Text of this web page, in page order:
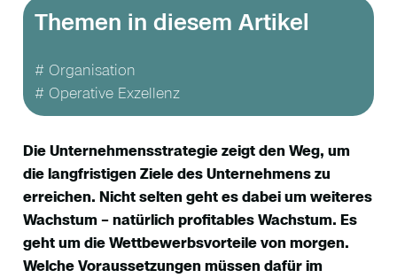
Themen in diesem Artikel
# Organisation
# Operative Exzellenz
Die Unternehmensstrategie zeigt den Weg, um
die langfristigen Ziele des Unternehmens zu
erreichen. Nicht selten geht es dabei um weiteres
Wachstum – natürlich profitables Wachstum. Es
geht um die Wettbewerbsvorteile von morgen.
Welche Voraussetzungen müssen dafür im